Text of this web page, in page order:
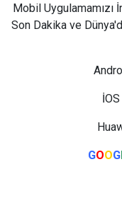
Mobil Uygulamamızı
Son Dakika ve
GOOG